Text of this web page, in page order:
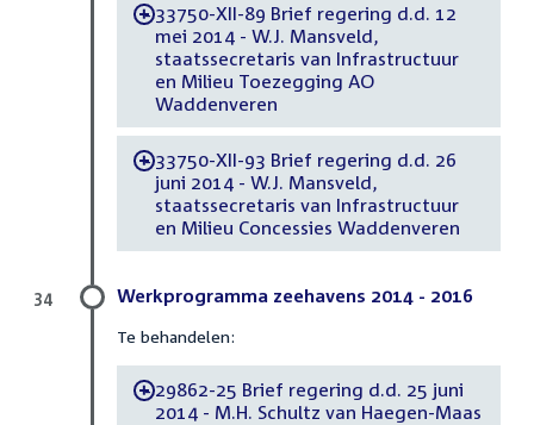
-33750-XII-89 Brief regering d.d. 12
mei 2014 - W.J. Mansveld,
staatssecretaris van Infrastructuur
en Milieu Toezegging AO
Waddenveren
-33750-XII-93 Brief regering d.d. 26
juni 2014 - W.J. Mansveld,
staatssecretaris van Infrastructuur
en Milieu Concessies Waddenveren
Werkprogramma zeehavens 2014 - 2016
Te behandelen:
-29862-25 Brief regering d.d. 25 juni
2014 - M.H. Schultz van Haegen-Maas
34